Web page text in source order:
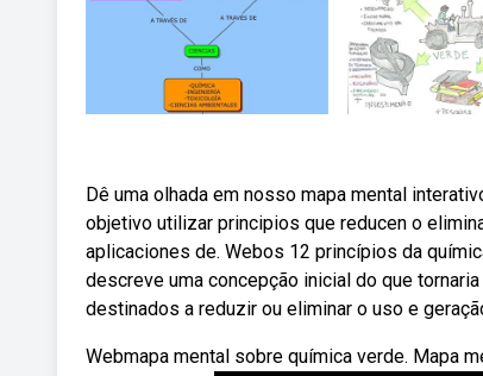
Dê uma olhada em nosso mapa mental
objetivo utilizar principios que reducen o
aplicaciones de. Webos 12 princípios da
descreve uma concepção inicial do que
destinados a reduzir ou eliminar o uso e
Webmapa mental sobre química verde. Mapa